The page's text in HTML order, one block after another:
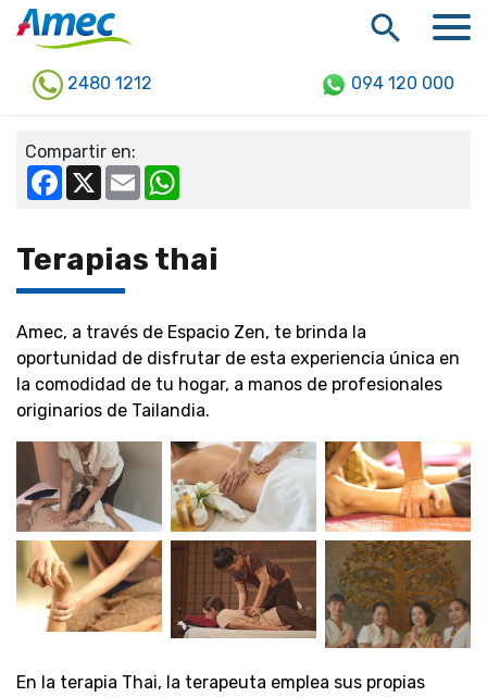
2480 1212 094 120 000
Compartir en:
Facebook
X Email
Terapias thai
Amec, a través de Espacio Zen, te brinda la
oportunidad de disfrutar de esta experiencia única en
la comodidad de tu hogar, a manos de profesionales
originarios de Tailandia.
En la terapia Thai, la terapeuta emplea sus propias